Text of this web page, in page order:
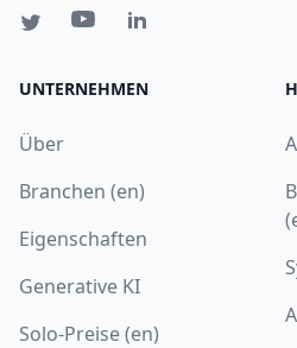
UNTERNEHMEN
Über
Branchen (en)
Eigenschaften
Generative KI
Solo-Preise (en)